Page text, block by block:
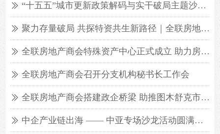
ꅀ “十五五”城市更新政策解码与实干破局主题沙龙成功举办
ꅀ 聚力存量破局 共探特资共生新路径｜全联房地产商会首期特殊资产闭门沙龙在秦皇岛远洋蔚蓝海岸圆满举办
ꅀ 全联房地产商会特殊资产中心正式成立 助力房地产存量资产盘活与风险化解
ꅀ 全联房地产商会召开分支机构秘书长工作会
ꅀ 全联房地产商会搭建政企桥梁 助推图木舒克市招商引资
ꅀ 中企产业链出海 —— 中亚专场沙龙活动圆满举办